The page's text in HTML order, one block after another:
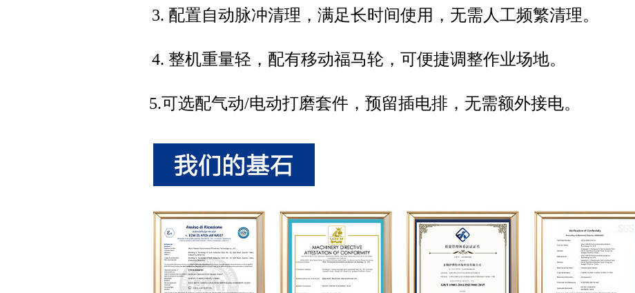
3. 配置自动脉冲清理，满足长时间使用，无需人工频繁清理。
4. 整机重量轻，配有移动福马轮，可便捷调整作业场地。
5.可选配气动/电动打磨套件，预留插电排，无需额外接电。